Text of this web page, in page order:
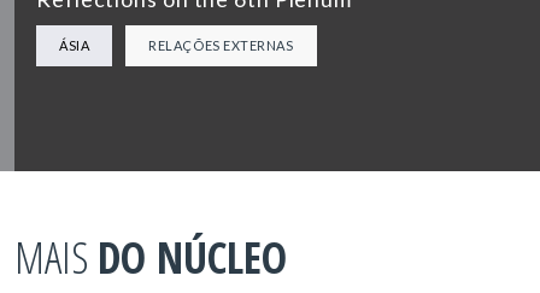
ÁSIA RELAÇÕES EXTERNAS
MAIS DO NÚCLEO